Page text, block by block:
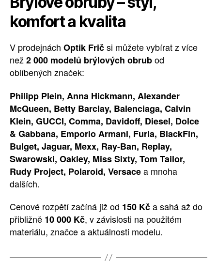
komfort a kvalita
V prodejnách Optik Fričsi můžete vybírat z více
než 2 000 modelů brýlových obrubod
oblíbených značek:
Philipp Plein, Anna Hickmann, Alexander
McQueen, Betty Barclay, Balenciaga, Calvin
Klein, GUCCI, Comma, Davidoff, Diesel, Dolce
& Gabbana, Emporio Armani, Furla, BlackFin,
Bulget, Jaguar, Mexx, Ray-Ban, Replay,
Swarowski, Oakley, Miss Sixty, Tom Tailor,
Rudy Project, Polaroid, Versacea mnoha
dalších.
Cenové rozpětí začíná již od 150 Kča sahá až do
přibližně 10 000 Kč, v závislosti na použitém
materiálu, značce a aktuálnosti modelu.